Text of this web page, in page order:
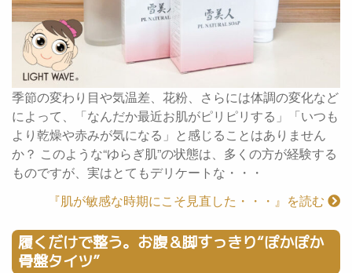
季節の変わり目や気温差、花粉、さらには体調の変化など
によって、「なんだか最近お肌がピリピリする」「いつも
より乾燥や赤みが気になる」と感じることはありません
か？ このような“ゆらぎ肌”の状態は、多くの方が経験する
ものですが、実はとてもデリケートな・・・
『肌が敏感な時期にこそ見直した・・・』を読む
履くだけで整う。お腹＆脚すっきり“ぽかぽか
骨盤タイツ”